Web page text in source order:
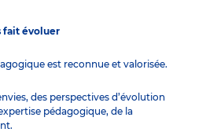
fait évoluer
est reconnue et valorisée.
des perspectives d’évolution
pédagogique, de la